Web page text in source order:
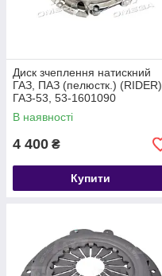
Диск зчеплення натискний
ГАЗ, ПАЗ (пелюстк.) (RIDER)
ГАЗ-53, 53-1601090
В наявності
4 400 ₴
Купити